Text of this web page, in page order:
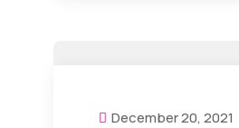
December 20, 2021